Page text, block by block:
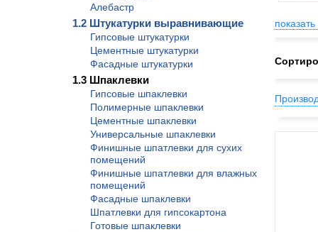
Алебастр
1.2 Штукатурки выравнивающие
Гипсовые штукатурки
Цементные штукатурки
Фасадные штукатурки
1.3 Шпаклевки
Гипсовые шпаклевки
Полимерные шпаклевки
Цементные шпаклевки
Универсальные шпаклевки
Финишные шпатлевки для сухих
помещений
Финишные шпатлевки для влажных
помещений
Фасадные шпаклевки
Шпатлевки для гипсокартона
Готовые шпаклевки
показать